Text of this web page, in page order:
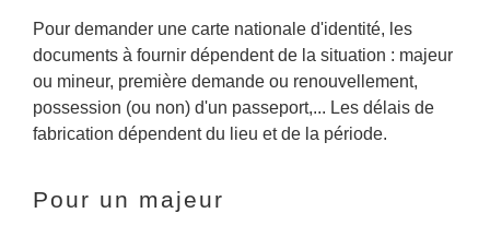
Pour demander une carte nationale d'identité, les
documents à fournir dépendent de la situation : majeur
ou mineur, première demande ou renouvellement,
possession (ou non) d'un passeport,... Les délais de
fabrication dépendent du lieu et de la période.
Pour un majeur